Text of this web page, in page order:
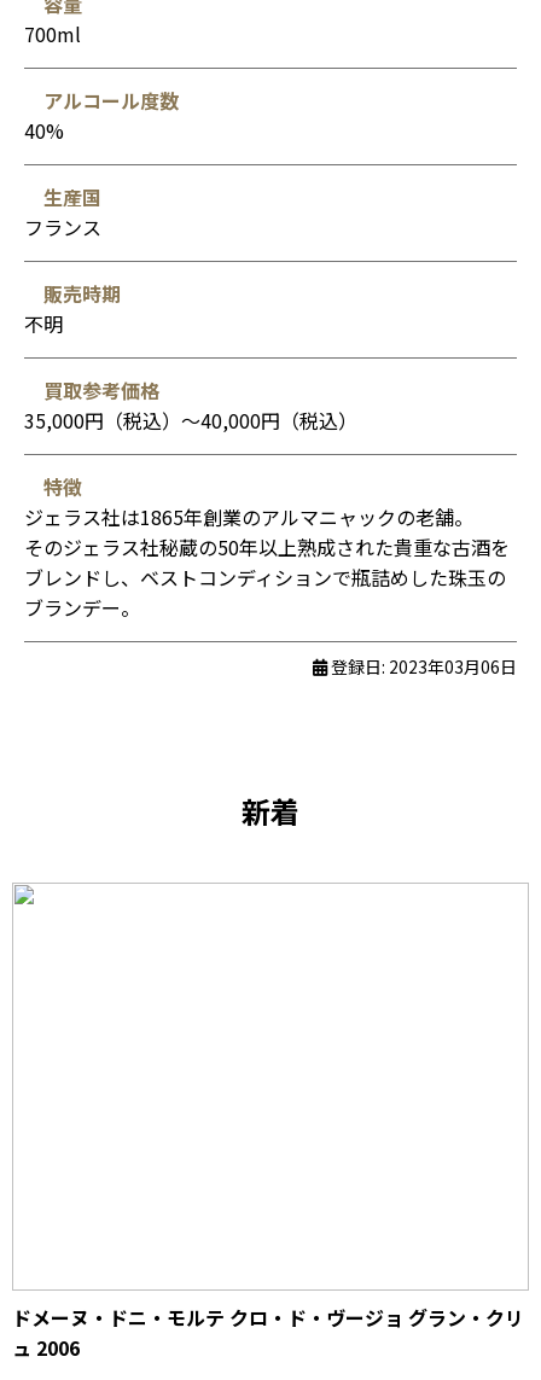
700ml
アルコール度数
40%
生産国
フランス
販売時期
不明
買取参考価格
35,000円（税込）〜40,000円（税込）
特徴
ジェラス社は1865年創業のアルマニャックの老舗。
そのジェラス社秘蔵の50年以上熟成された貴重な古酒を
ブレンドし、ベストコンディションで瓶詰めした珠玉の
ブランデー。
登録日: 2023年03月06日
新着
ドメーヌ・ドニ・モルテ クロ・ド・ヴージョ グラン・クリ
ュ 2006